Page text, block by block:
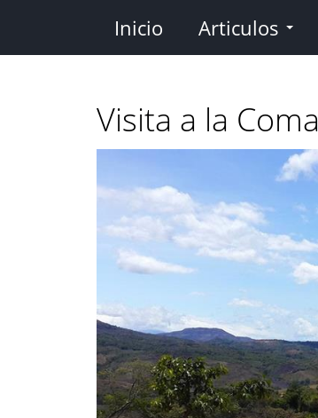
contenido
Inicio Articulos
Visita a la